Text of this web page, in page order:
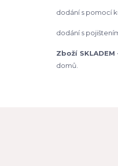
dodání s pomocí
dodání s
Zboží
domů.